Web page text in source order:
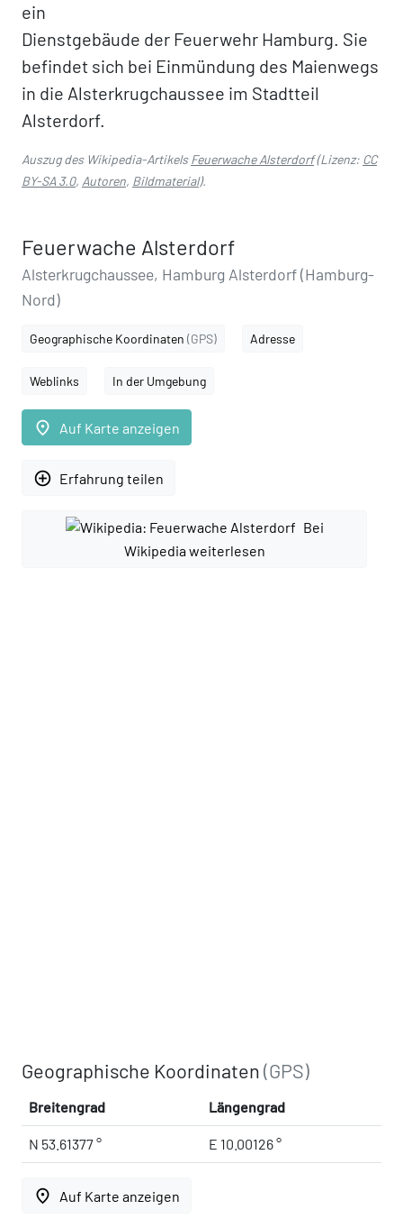
ein
Dienstgebäude der Feuerwehr Hamburg. Sie
befindet sich bei Einmündung des Maienwegs
in die Alsterkrugchaussee im Stadtteil
Alsterdorf.
Auszug des Wikipedia-ArtikelsFeuerwache Alsterdorf(Lizenz: CC
BY-SA 3.0, Autoren, Bildmaterial).
Feuerwache Alsterdorf
Alsterkrugchaussee, Hamburg Alsterdorf (Hamburg-
Nord)
Geographische Koordinaten (GPS) Adresse
Weblinks In der Umgebung
place Auf Karte anzeigen
add_circle_outline Erfahrung teilen
Bei
Wikipedia weiterlesen
Geographische Koordinaten(GPS)
Breitengrad Längengrad
N 53.61377 ° E 10.00126 °
place Auf Karte anzeigen